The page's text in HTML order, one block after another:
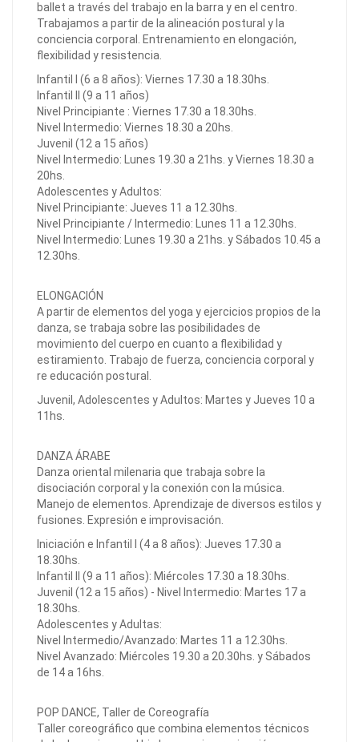
ballet a través del trabajo en la barra y en el centro.
Trabajamos a partir de la alineación postural y la
conciencia corporal. Entrenamiento en elongación,
flexibilidad y resistencia.
Infantil I (6 a 8 años): Viernes 17.30 a 18.30hs.
Infantil II (9 a 11 años)
Nivel Principiante : Viernes 17.30 a 18.30hs.
Nivel Intermedio: Viernes 18.30 a 20hs.
Juvenil (12 a 15 años)
Nivel Intermedio: Lunes 19.30 a 21hs. y Viernes 18.30 a
20hs.
Adolescentes y Adultos:
Nivel Principiante: Jueves 11 a 12.30hs.
Nivel Principiante / Intermedio: Lunes 11 a 12.30hs.
Nivel Intermedio: Lunes 19.30 a 21hs. y Sábados 10.45 a
12.30hs.
ELONGACIÓN
A partir de elementos del yoga y ejercicios propios de la
danza, se trabaja sobre las posibilidades de
movimiento del cuerpo en cuanto a flexibilidad y
estiramiento. Trabajo de fuerza, conciencia corporal y
re educación postural.
Juvenil, Adolescentes y Adultos: Martes y Jueves 10 a
11hs.
DANZA ÁRABE
Danza oriental milenaria que trabaja sobre la
disociación corporal y la conexión con la música.
Manejo de elementos. Aprendizaje de diversos estilos y
fusiones. Expresión e improvisación.
Iniciación e Infantil I (4 a 8 años): Jueves 17.30 a
18.30hs.
Infantil II (9 a 11 años): Miércoles 17.30 a 18.30hs.
Juvenil (12 a 15 años) - Nivel Intermedio: Martes 17 a
18.30hs.
Adolescentes y Adultas:
Nivel Intermedio/Avanzado: Martes 11 a 12.30hs.
Nivel Avanzado: Miércoles 19.30 a 20.30hs. y Sábados
de 14 a 16hs.
POP DANCE, Taller de Coreografía
Taller coreográfico que combina elementos técnicos